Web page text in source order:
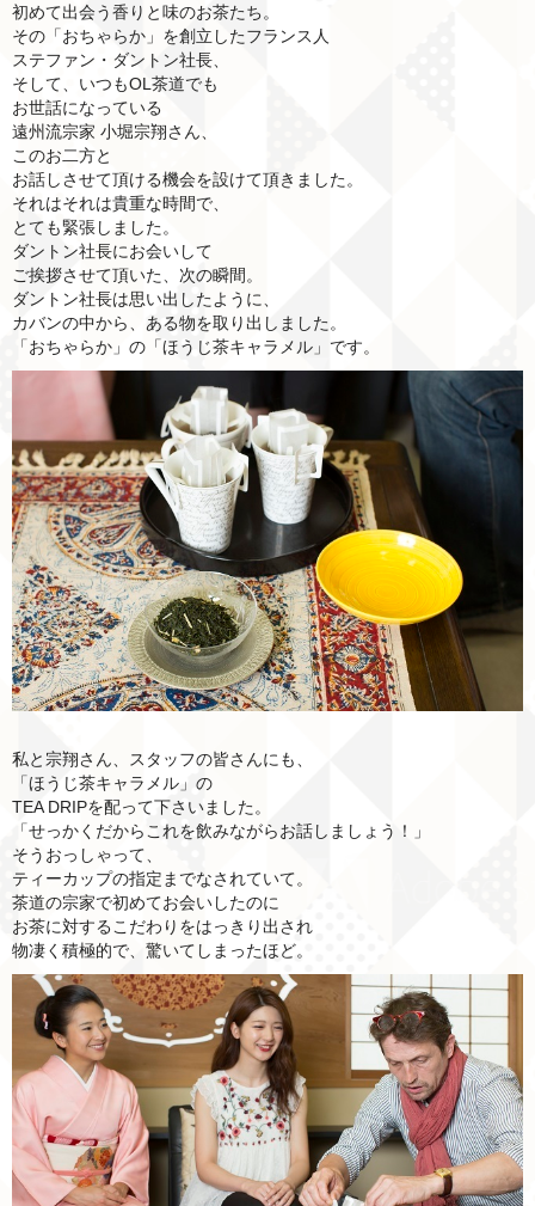
初めて出会う香りと味のお茶たち。
その「おちゃらか」を創立したフランス人
ステファン・ダントン社長、
そして、いつもOL茶道でも
お世話になっている
遠州流宗家 小堀宗翔さん、
このお二方と
お話しさせて頂ける機会を設けて頂きました。
それはそれは貴重な時間で、
とても緊張しました。
ダントン社長にお会いして
ご挨拶させて頂いた、次の瞬間。
ダントン社長は思い出したように、
カバンの中から、ある物を取り出しました。
「おちゃらか」の「ほうじ茶キャラメル」です。
私と宗翔さん、スタッフの皆さんにも、
「ほうじ茶キャラメル」の
TEA DRIPを配って下さいました。
「せっかくだからこれを飲みながらお話しましょう！」
そうおっしゃって、
ティーカップの指定までなされていて。
茶道の宗家で初めてお会いしたのに
お茶に対するこだわりをはっきり出され
物凄く積極的で、驚いてしまったほど。